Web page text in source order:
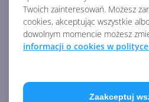
Twoich zainteresowań. Możesz
cookies, akceptując wszystkie
dowolnym momencie możesz
informacji o cookies w
Zaakceptuj